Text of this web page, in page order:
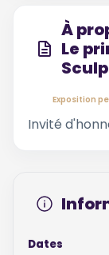
À
Le
Exposition
Invité
Dates